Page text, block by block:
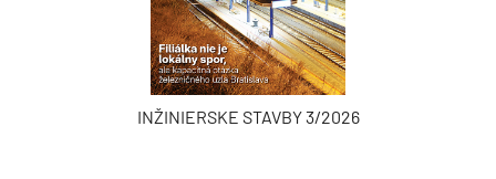
INŽINIERSKE STAVBY 3/2026